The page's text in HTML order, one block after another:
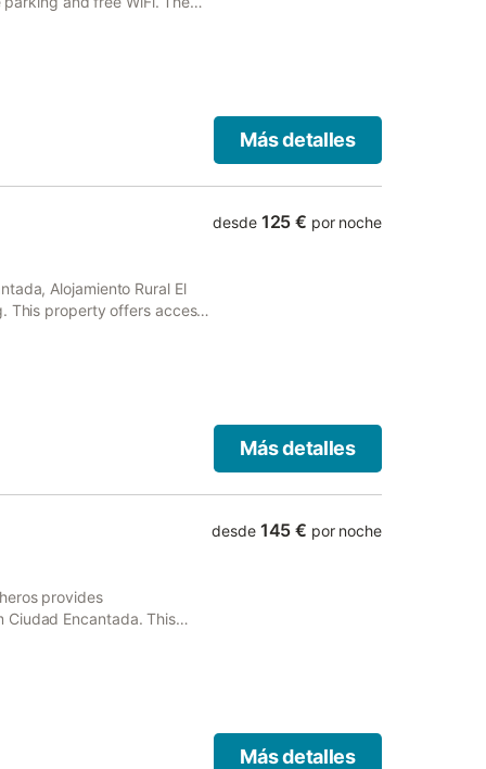
tub and a 24-hour front
Más detalles
Alojamiento Rural El
This property offers access
desde 125 € por noche
Más detalles
provides
Encantada. This
and free WiFi.
desde 145 € por noche
Más detalles